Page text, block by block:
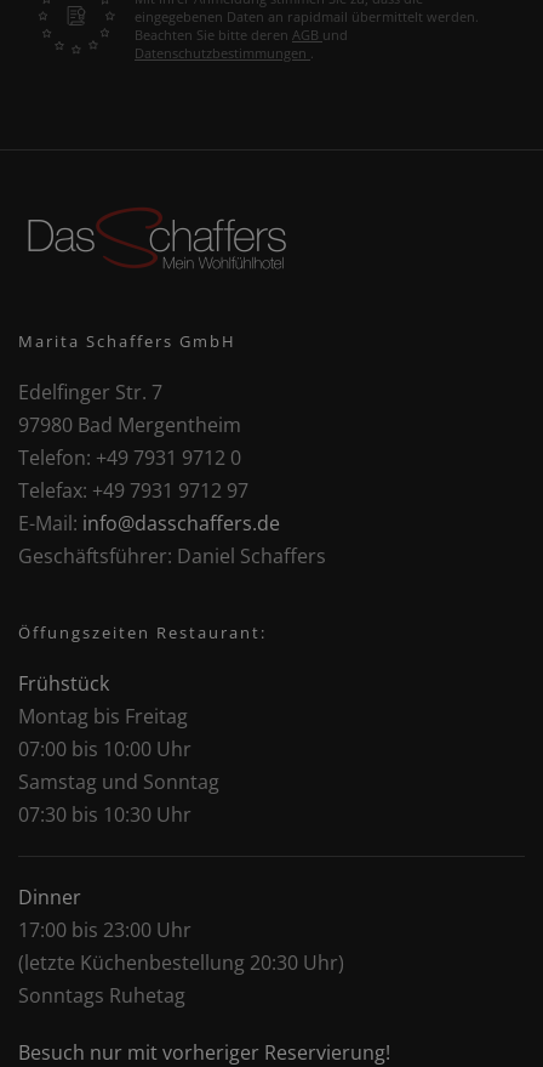
eingegebenen Daten an rapidmail übermittelt werden.
Beachten Sie bitte deren AGB und
Datenschutzbestimmungen
Marita Schaffers GmbH
Edelfinger Str. 7
97980 Bad Mergentheim
Telefon: +49 7931 9712 0
Telefax: +49 7931 9712 97
E-Mail: info@dasschaffers.de
Geschäftsführer: Daniel Schaffers
Öffungszeiten Restaurant:
Frühstück
Montag bis Freitag
07:00 bis 10:00 Uhr
Samstag und Sonntag
07:30 bis 10:30 Uhr
Dinner
17:00 bis 23:00 Uhr
(letzte Küchenbestellung 20:30 Uhr)
Sonntags Ruhetag
Besuch nur mit vorheriger Reservierung!